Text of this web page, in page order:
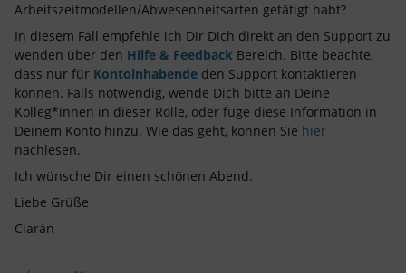
Arbeitszeitmodellen/Abwesenheitsarten getätigt habt?
In diesem Fall empfehle ich Dir Dich direkt an den Support zu
wenden über den Hilfe & Feedback Bereich. Bitte beachte,
dass nur für Kontoinhabende den Support kontaktieren
können. Falls notwendig, wende Dich bitte an Deine
Kolleg*innen in dieser Rolle, oder füge diese Information in
Deinem Konto hinzu. Wie das geht, können Sie hier
nachlesen.
Ich wünsche Dir einen schönen Abend.
Liebe Grüße
Ciarán